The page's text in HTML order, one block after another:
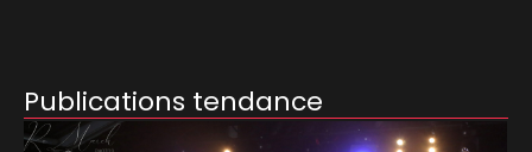
Publications tendance